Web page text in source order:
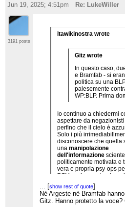
Jun 19, 2025; 4:51pm
Re: LukeWiller
3191 posts
itawikinostra wrote
Gitz wrote
In questo caso,
e Bramfab - si
politica su una
palesemente
WP:BLP. Prima
Io continuo a chiedermi
aspettare da
perfino che il cielo è
Solo i più
disconoscere che quella
unamanipolazione
dell'informazione
politicamente motivata e
vera e propria psy-ops
POV-pushers col potere
spregio di qualsiasi
divertimento. Dello
prepotenza, e sempre e
hanno trasformato una
[show rest of quote]
Nè Argeste nè Bramfab
Gitz. Hanno protetto la voce?